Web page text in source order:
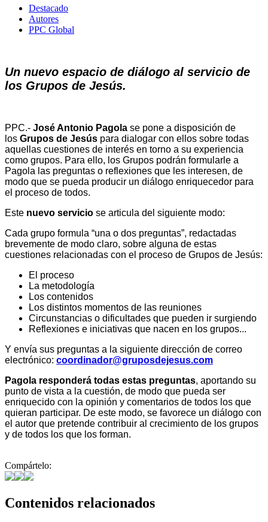
Destacado
Autores
PPC Global
Un nuevo espacio de diálogo al servicio de
los Grupos de Jesús.
PPC.- José Antonio Pagola se pone a disposición de
los Grupos de Jesús para dialogar con ellos sobre todas
aquellas cuestiones de interés en torno a su experiencia
como grupos. Para ello, los Grupos podrán formularle a
Pagola las preguntas o reflexiones que les interesen, de
modo que se pueda producir un diálogo enriquecedor para
el proceso de todos.
Este nuevo servicio se articula del siguiente modo:
Cada grupo formula “una o dos preguntas”, redactadas
brevemente de modo claro, sobre alguna de estas
cuestiones relacionadas con el proceso de Grupos de Jesús:
El proceso
La metodología
Los contenidos
Los distintos momentos de las reuniones
Circunstancias o dificultades que pueden ir surgiendo
Reflexiones e iniciativas que nacen en los grupos...
Y envía sus preguntas a la siguiente dirección de correo
electrónico: coordinador@gruposdejesus.com
Pagola responderá todas estas preguntas, aportando su
punto de vista a la cuestión, de modo que pueda ser
enriquecido con la opinión y comentarios de todos los que
quieran participar. De este modo, se favorece un diálogo con
el autor que pretende contribuir al crecimiento de los grupos
y de todos los que los forman.
Compártelo:
Contenidos relacionados